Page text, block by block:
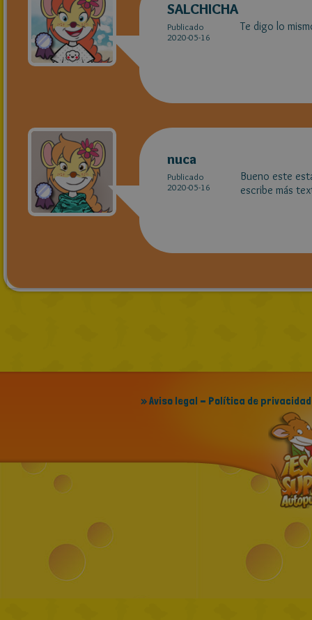
SALCHICHA
Publicado
2020-05-16
Te digo lo
nuca
Publicado
2020-05-16
Bueno este
escribe más
» Aviso legal - Política de privacidad